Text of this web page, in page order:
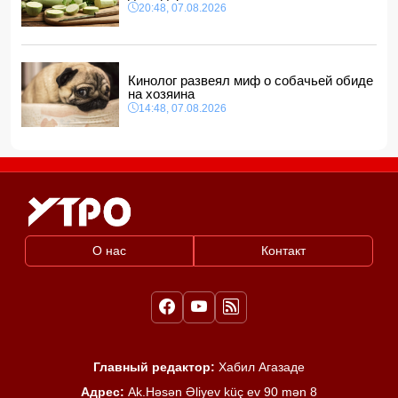
20:48, 07.08.2026
Кинолог развеял миф о собачьей обиде
на хозяина
14:48, 07.08.2026
О нас Контакт
Главный редактор: Хабил Агазаде
Адрес: Ak.Həsən Əliyev küç ev 90 mən 8